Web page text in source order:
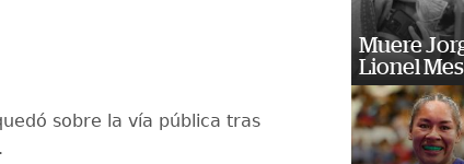
sobre la vía pública tras
Muere
Lionel